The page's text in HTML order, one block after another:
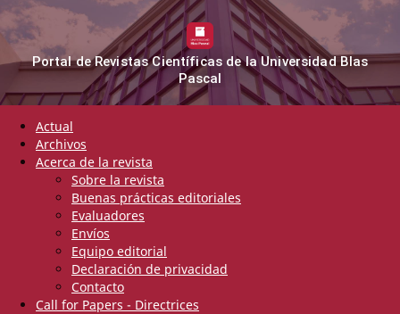
Portal de Revistas Científicas de la Universidad Blas
Pascal
Actual
Archivos
Acerca de la revista
Sobre la revista
Buenas prácticas editoriales
Evaluadores
Envíos
Equipo editorial
Declaración de privacidad
Contacto
Call for Papers - Directrices